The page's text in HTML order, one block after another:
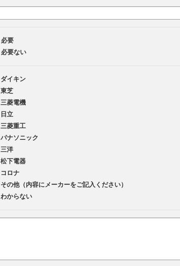
必要
必要ない
ダイキン
東芝
三菱電機
日立
三菱重工
パナソニック
三洋
松下電器
コロナ
その他（内容にメーカーをご記入ください）
わからない